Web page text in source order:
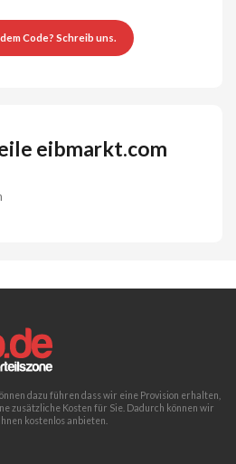
Code? Schreib uns.
eibmarkt.com
dazu führen dass wir eine Provision erhalten,
zusätzliche Kosten für Sie. Dadurch können wir
kostenlos anbieten.